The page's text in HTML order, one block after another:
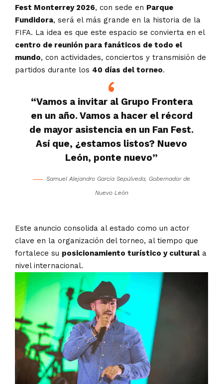
Fest Monterrey 2026, con sede en Parque
Fundidora, será el más grande en la historia de la
FIFA. La idea es que este espacio se convierta en el
centro de reunión para fanáticos de todo el
mundo, con actividades, conciertos y transmisión de
partidos durante los 40 días del torneo.
“Vamos a invitar al Grupo Frontera
en un año. Vamos a hacer el récord
de mayor asistencia en un Fan Fest.
Así que, ¿estamos listos? Nuevo
León, ponte nuevo”
Samuel Alejandro García Sepúlveda, Gobernador de
Nuevo León
Este anuncio consolida al estado como un actor
clave en la organización del torneo, al tiempo que
fortalece su posicionamiento turístico y cultural a
nivel internacional.